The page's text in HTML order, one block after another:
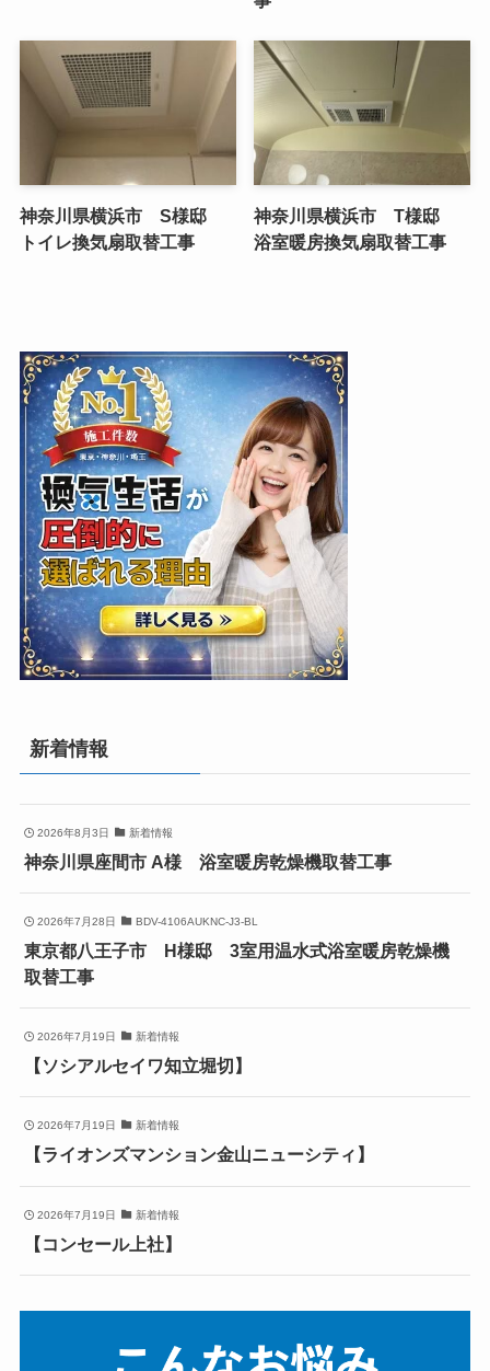
神奈川県横浜市 S様邸
トイレ換気扇取替工事
神奈川県横浜市 T様邸
浴室暖房換気扇取替工事
新着情報
2026年8月3日 新着情報
神奈川県座間市 A様 浴室暖房乾燥機取替工事
2026年7月28日 BDV-4106AUKNC-J3-BL
東京都八王子市 H様邸 3室用温水式浴室暖房乾燥機
取替工事
2026年7月19日 新着情報
【ソシアルセイワ知立堀切】
2026年7月19日 新着情報
【ライオンズマンション金山ニューシティ】
2026年7月19日 新着情報
【コンセール上社】